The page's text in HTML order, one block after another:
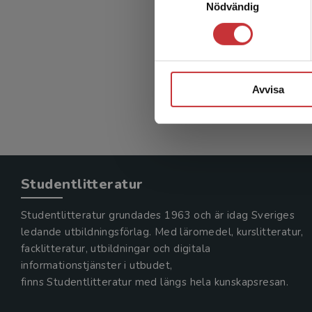
Nödvändig
Avvisa
Studentlitteratur
Studentlitteratur grundades 1963 och är idag Sveriges
ledande utbildningsförlag. Med läromedel, kurslitteratur,
facklitteratur, utbildningar och digitala
informationstjänster i utbudet,
finns Studentlitteratur med längs hela kunskapsresan.